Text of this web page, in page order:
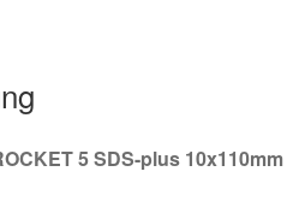
5 SDS-plus 10x110mm